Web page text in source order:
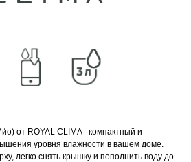
от ROYAL CLIMA - компактный и
уровня влажности в вашем доме.
легко снять крышку и пополнить воду до